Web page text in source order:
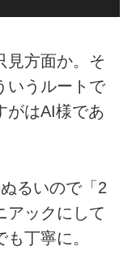
方面か。そ
いうルートで
がはAI様であ
るいので「2
アックにして
丁寧に。